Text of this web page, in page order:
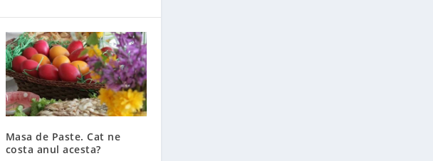
Masa de Paste. Cat ne
costa anul acesta?